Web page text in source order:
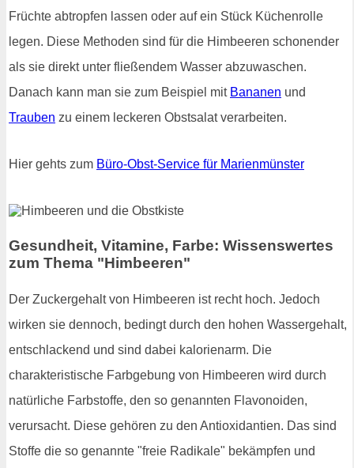
Früchte abtropfen lassen oder auf ein Stück Küchenrolle
legen. Diese Methoden sind für die Himbeeren schonender
als sie direkt unter fließendem Wasser abzuwaschen.
Danach kann man sie zum Beispiel mit Bananen und
Trauben zu einem leckeren Obstsalat verarbeiten.
Hier gehts zum Büro-Obst-Service für Marienmünster
Gesundheit, Vitamine, Farbe: Wissenswertes
zum Thema "Himbeeren"
Der Zuckergehalt von Himbeeren ist recht hoch. Jedoch
wirken sie dennoch, bedingt durch den hohen Wassergehalt,
entschlackend und sind dabei kalorienarm. Die
charakteristische Farbgebung von Himbeeren wird durch
natürliche Farbstoffe, den so genannten Flavonoiden,
verursacht. Diese gehören zu den Antioxidantien. Das sind
Stoffe die so genannte "freie Radikale" bekämpfen und